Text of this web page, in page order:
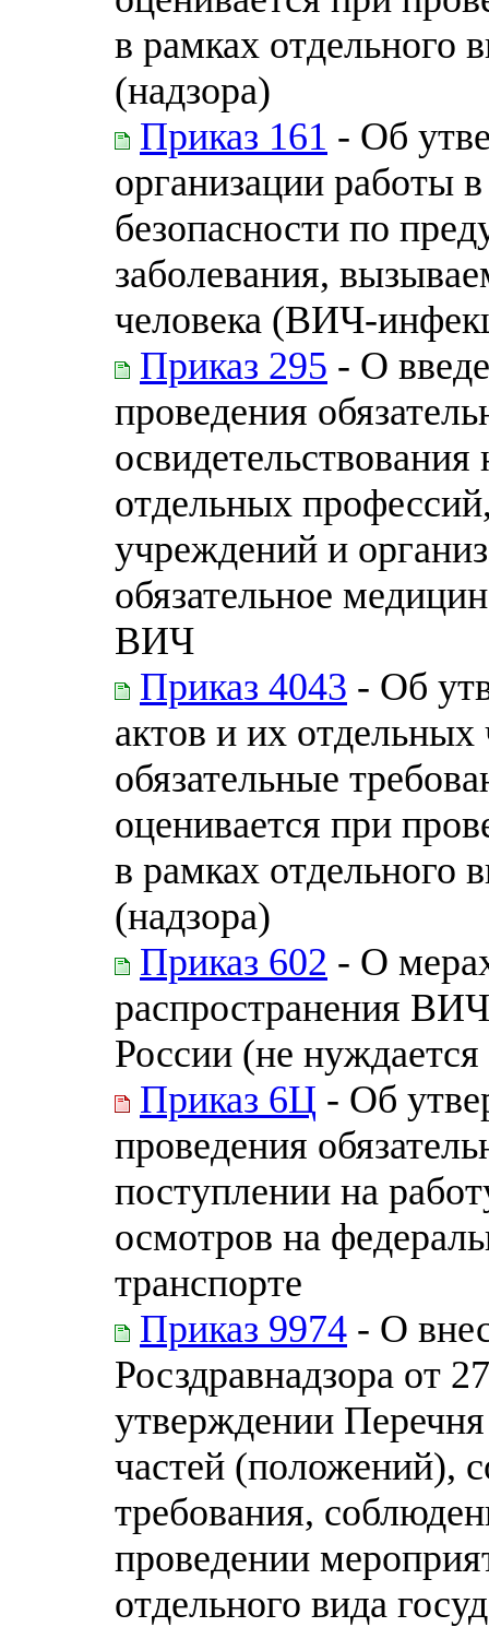
в рамках отдельного
(надзора)
Приказ 161 - Об
организации работы
безопасности по
заболевания,
человека (ВИЧ-
Приказ 295 - О
проведения
отдельных
учреждений и
обязательное
ВИЧ
Приказ 4043 - Об
актов и их
обязательные
оценивается при
в рамках отдельного
(надзора)
Приказ 602 - О
распространения
России (не нуждается
Приказ 6Ц - Об
проведения
поступлении на
осмотров на
транспорте
Приказ 9974 - О
Росздравнадзора от
утверждении
частей (положений),
требования,
проведении
отдельного вида